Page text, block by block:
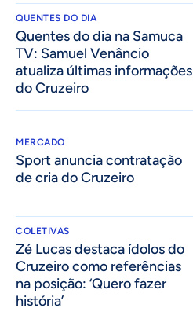
QUENTES DO DIA
Quentes do dia na Samuca
TV: Samuel Venâncio
atualiza últimas informações
do Cruzeiro
MERCADO
Sport anuncia contratação
de cria do Cruzeiro
COLETIVAS
Zé Lucas destaca ídolos do
Cruzeiro como referências
na posição: ‘Quero fazer
história’